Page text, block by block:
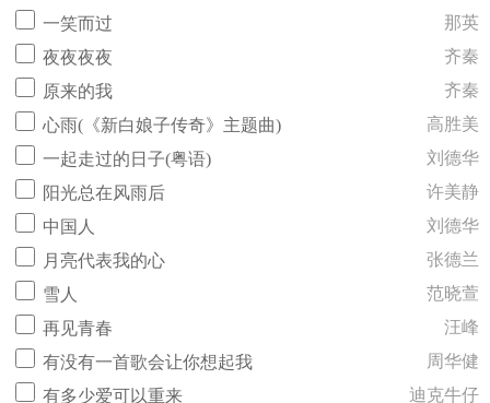
一笑而过
那英
夜夜夜夜
齐秦
原来的我
齐秦
心雨(《新白娘子传奇》主题曲)
高胜美
一起走过的日子(粤语)
刘德华
阳光总在风雨后
许美静
中国人
刘德华
月亮代表我的心
张德兰
雪人
范晓萱
再见青春
汪峰
有没有一首歌会让你想起我
周华健
有多少爱可以重来
迪克牛仔